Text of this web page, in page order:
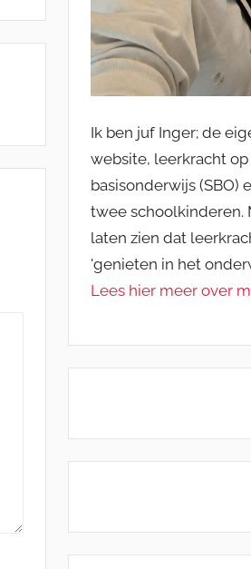
Ik ben juf Inger; de
website, leerkracht op
basisonderwijs (SBO)
twee schoolkinderen.
laten zien dat
'genieten in het
Lees hier meer over